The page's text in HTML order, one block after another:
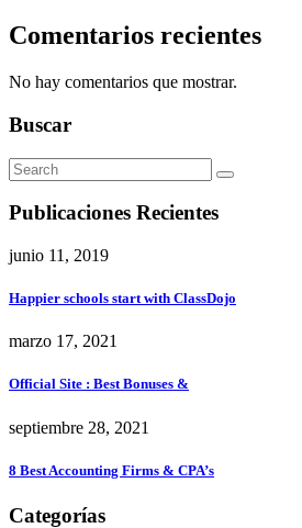
Comentarios recientes
No hay comentarios que mostrar.
Buscar
Publicaciones Recientes
junio 11, 2019
Happier schools start with ClassDojo
marzo 17, 2021
Official Site ️: Best Bonuses &
septiembre 28, 2021
8 Best Accounting Firms & CPA’s
Categorías